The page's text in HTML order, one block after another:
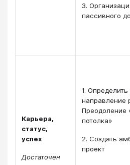
3.
пассивного
Карьера,
статус,
успех
Достаточен
1.
направление
Преодоление
потолка»
2. Создать
проект